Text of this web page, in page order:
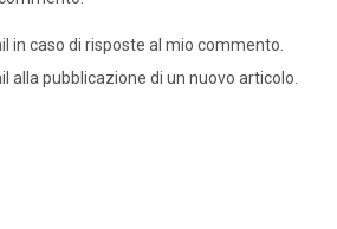
in caso di risposte al mio commento.
alla pubblicazione di un nuovo articolo.